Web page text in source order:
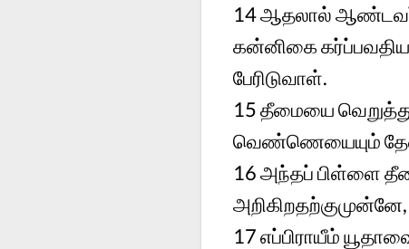
14 ஆதலால் ஆண்டவர்
கன்னிகை
பேரிடுவாள்.
15 தீமையை
வெண்ணெயையும்
16 அந்தப் பிள்ளை
17 எப்பிராயீம்